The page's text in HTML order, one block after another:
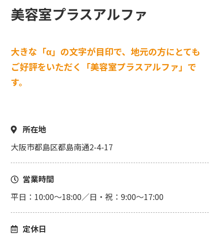
美容室プラスアルファ
大きな「α」の文字が目印で、地元の方にとても
ご好評をいただく「美容室プラスアルファ」で
す。
所在地
大阪市都島区都島南通2-4-17
営業時間
平日：10:00～18:00／日・祝：9:00～17:00
定休日